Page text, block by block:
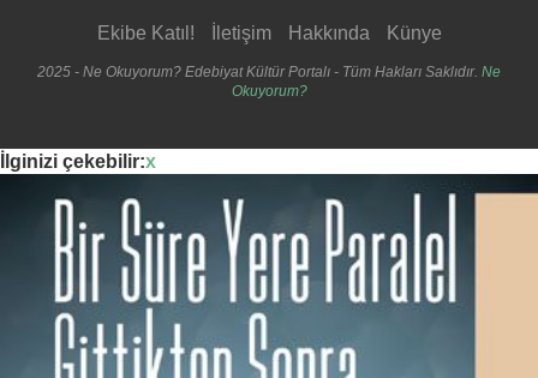
Ekibe Katıl! İletişim Hakkında Künye
2025 - Ne Okuyorum? Edebiyat Kültür Portalı - Tüm Hakları Saklıdır. Ne
Okuyorum?
İlginizi çekebilir:x